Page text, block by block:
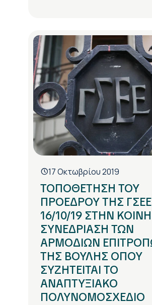
17 Οκτωβρίου 2019
ΤΟΠΟΘΕΤΗΣΗ ΤΟΥ
ΠΡΟΕΔΡΟΥ ΤΗΣ ΓΣΕΕ
16/10/19 ΣΤΗΝ ΚΟΙΝΗ
ΣΥΝΕΔΡΙΑΣΗ ΤΩΝ
ΑΡΜΟΔΙΩΝ
ΤΗΣ ΒΟΥΛΗΣ ΟΠΟΥ
ΣΥΖΗΤΕΙΤΑΙ ΤΟ
ΑΝΑΠΤΥΞΙΑΚΟ
ΠΟΛΥΝΟΜΟΣΧΕΔΙΟ